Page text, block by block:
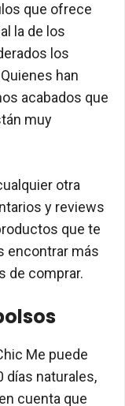
que ofrece
la de los
los
han
acabados que
muy
otra
y reviews
que te
encontrar más
de comprar.
Me puede
días naturales,
cuenta que